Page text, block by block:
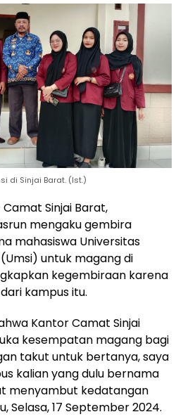
di Sinjai Barat. (Ist.)
Camat Sinjai Barat,
mengaku gembira
mahasiswa Universitas
untuk magang di
kegembiraan karena
kampus itu.
Kantor Camat Sinjai
kesempatan magang bagi
takut untuk bertanya, saya
kalian yang dulu bernama
menyambut kedatangan
Selasa, 17 September 2024.